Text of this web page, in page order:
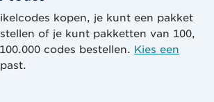
kopen, je kunt een pakket
of je kunt pakketten van 100,
codes bestellen. Kies een